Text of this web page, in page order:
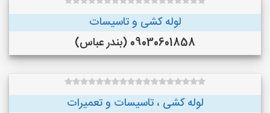
لوله کشی و تاسیسات
09030601858 (بندر عباس)
لوله کشی ، تاسیسات و تعمیرات